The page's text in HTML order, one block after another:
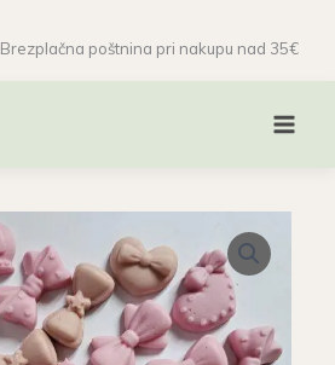
Brezplačna poštnina pri nakupu nad 35€